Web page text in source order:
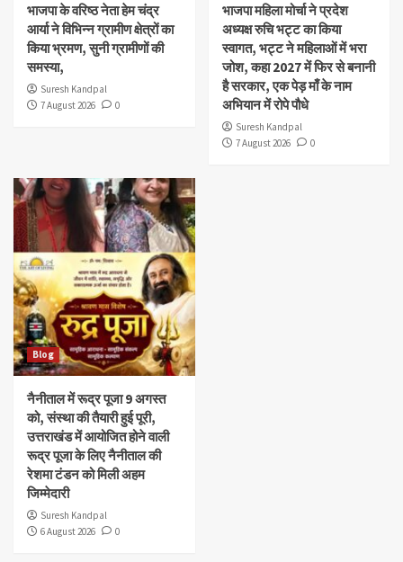
भाजपा के वरिष्ठ नेता हेम चंद्र
आर्या ने विभिन्न ग्रामीण क्षेत्रों का
किया भ्रमण, सुनी ग्रामीणों की
समस्या,
Suresh Kandpal
7 August 2026
0
भाजपा महिला मोर्चा ने प्रदेश
अध्यक्ष रुचि भट्ट का किया
स्वागत, भट्ट ने महिलाओं में भरा
जोश, कहा 2027 में फिर से बनानी
है सरकार, एक पेड़ माँ के नाम
अभियान में रोपे पौधे
Suresh Kandpal
7 August 2026
0
Blog
नैनीताल में रूद्र पूजा 9 अगस्त
को, संस्था की तैयारी हुई पूरी,
उत्तराखंड में आयोजित होने वाली
रूद्र पूजा के लिए नैनीताल की
रेशमा टंडन को मिली अहम
जिम्मेदारी
Suresh Kandpal
6 August 2026
0